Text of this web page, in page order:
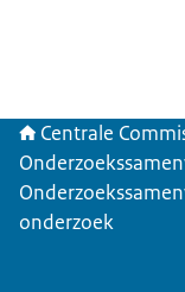
Centrale
onderzoek